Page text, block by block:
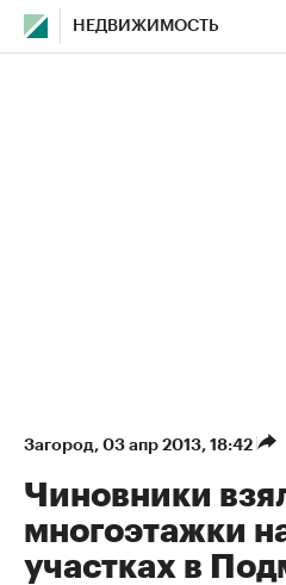
НЕДВИЖИМОСТЬ
Загород⁠, 03 апр 2013, 18:42
Чиновники
многоэтажки
участках в